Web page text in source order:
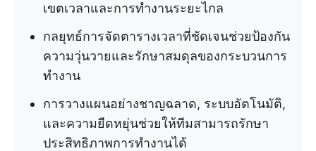
เขตเวลาและการทำงานระยะไกล
กลยุทธ์การจัดตารางเวลาที่ชัดเจนช่วยป้องกัน
ความวุ่นวายและรักษาสมดุลของกระบวนการ
ทำงาน
การวางแผนอย่างชาญฉลาด, ระบบอัตโนมัติ,
และความยืดหยุ่นช่วยให้ทีมสามารถรักษา
ประสิทธิภาพการทำงานได้